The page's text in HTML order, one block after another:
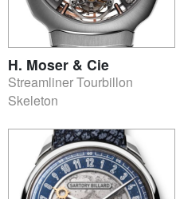
H. Moser & Cie
Streamliner Tourbillon
Skeleton